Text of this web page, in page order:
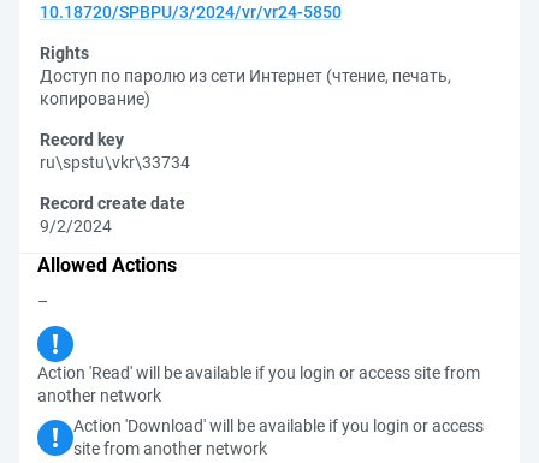
10.18720/SPBPU/3/2024/vr/vr24-5850
Rights
Доступ по паролю из сети Интернет (чтение, печать,
копирование)
Record key
ru\spstu\vkr\33734
Record create date
9/2/2024
Allowed Actions
–
Action 'Read' will be available if you login or access site from
another network
Action 'Download' will be available if you login or access
site from another network